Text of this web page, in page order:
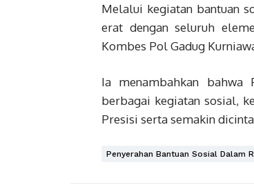
Melalui kegiatan bantuan
erat dengan seluruh
Kombes Pol Gadug
Ia menambahkan bahwa
berbagai kegiatan sosial,
Presisi serta semakin
Penyerahan Bantuan Sosial Dalam